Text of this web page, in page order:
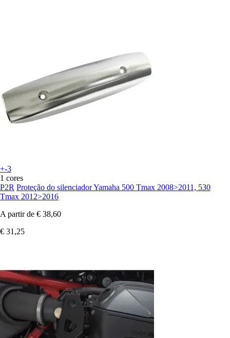
+-3
1 cores
P2R Proteção do silenciador Yamaha 500 Tmax 2008>2011, 530
Tmax 2012>2016
A partir de € 38,60
€ 31,25